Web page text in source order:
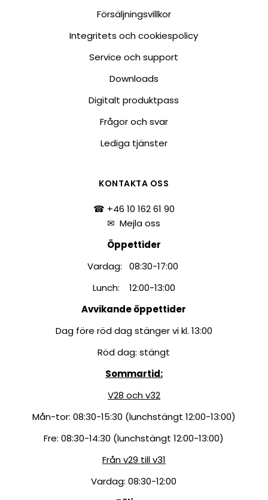
Försäljningsvillkor
Integritets och cookiespolicy
Service och support
Downloads
Digitalt produktpass
Frågor och svar
Lediga tjänster
KONTAKTA OSS
☎ +46 10 162 61 90
✉Mejla oss
Öppettider
Vardag: 08:30-17:00
Lunch: 12:00-13:00
Avvikande öppettider
Dag före röd dag stänger vi kl. 13:00
Röd dag: stängt
Sommartid:
V28 och v32
Mån-tor: 08:30-15:30 (lunchstängt 12:00-13:00)
Fre: 08:30-14:30 (lunchstängt 12:00-13:00)
Från v29 till v31
Vardag: 08:30-12:00